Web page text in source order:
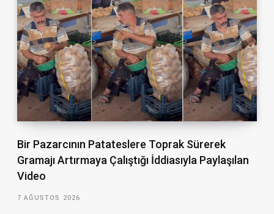
Bir Pazarcının Patateslere Toprak Sürerek
Gramajı Artırmaya Çalıştığı İddiasıyla Paylaşılan
Video
7 AĞUSTOS 2026